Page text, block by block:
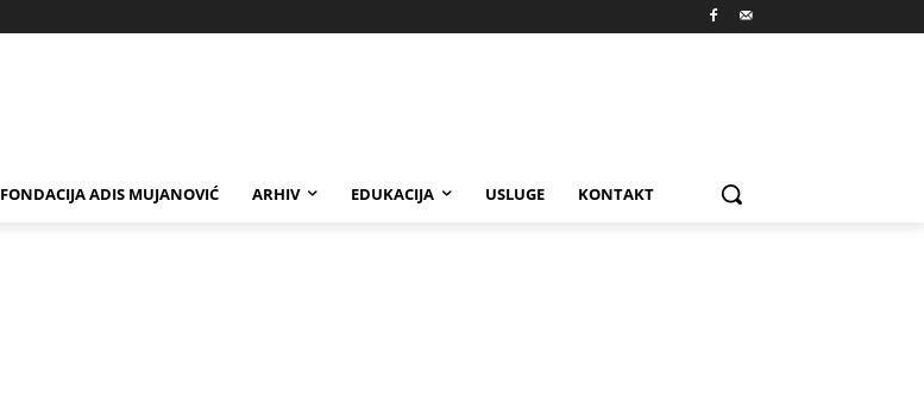
FONDACIJA ADIS MUJANOVIĆ ARHIV EDUKACIJA USLUGE KONTAKT